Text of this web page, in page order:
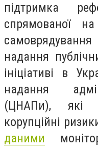
підтримка
спрямованої
надання
ініціативі в
надання
(ЦНАПи), які
корупційні
даними